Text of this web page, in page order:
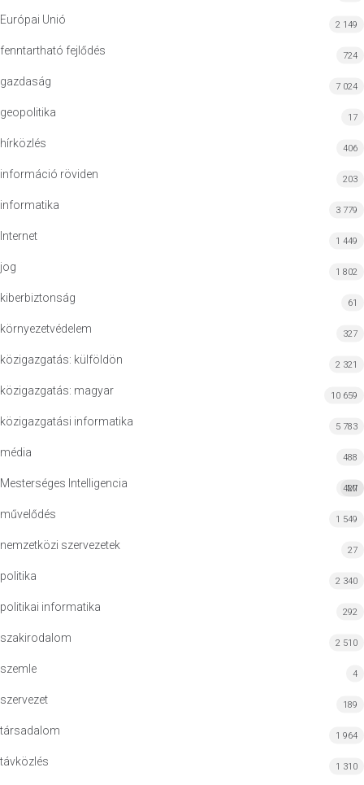
Európai Unió 2 149
fenntartható fejlődés 724
gazdaság 7 024
geopolitika 17
hírközlés 406
információ röviden 203
informatika 3 779
Internet 1 449
jog 1 802
kiberbiztonság 61
környezetvédelem 327
közigazgatás: külföldön 2 321
közigazgatás: magyar 10 659
közigazgatási informatika 5 783
média 488
Mesterséges Intelligencia MI
427
művelődés 1 549
nemzetközi szervezetek 27
politika 2 340
politikai informatika 292
szakirodalom 2 510
szemle 4
szervezet 189
társadalom 1 964
távközlés 1 310